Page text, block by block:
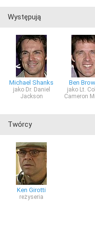
Występują
Michael Shanks
jako Dr. Daniel
Jackson
Ben
jako Lt.
Cameron
Twórcy
Ken Girotti
reżyseria